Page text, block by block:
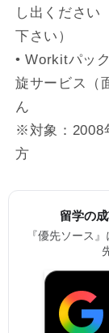
し出ください
下さい）
• Workitパッ
旋サービス（
ん
※対象：2008
方
留学の
『優先ソース